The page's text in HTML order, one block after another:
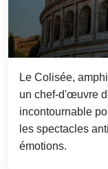
Le Colisée,
un chef-d'œuvre
incontournable
les spectacles
émotions.